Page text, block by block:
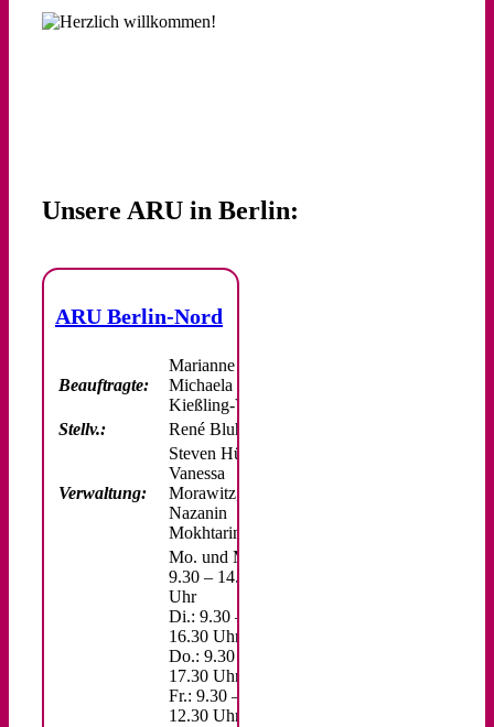
Unsere ARU in Berlin:
ARU Berlin-Nord
Beauftragte:
Marianne Pagel,
Michaela
Kießling-Voigt
Stellv.:
René Bluhm
Verwaltung:
Steven Hüttig,
Vanessa
Morawitz,
Nazanin
Mokhtarinezhad
Mo. und Mi.:
9.30 – 14.30
Uhr
Di.: 9.30 –
16.30 Uhr
Do.: 9.30 –
17.30 Uhr
Fr.: 9.30 –
12.30 Uhr